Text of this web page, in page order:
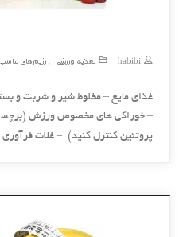
habibi
تغذیه ورزشی , رژیم های تناسب
غذای مایع – مخلوط شیر و شربت و
– خوراکی های مخصوص ورزش (برچسب
پروتئین کنترل کنید). – غلات